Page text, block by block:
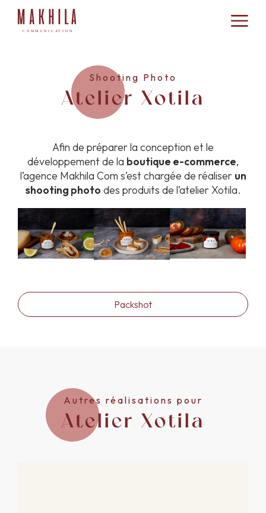
Shooting Photo
Atelier Xotila
Afin de préparer la conception et le
développement de la boutique e-commerce,
l’agence Makhila Com s’est chargée de réaliser un
shooting photo des produits de l’atelier Xotila.
Packshot
Autres réalisations pour
Atelier Xotila